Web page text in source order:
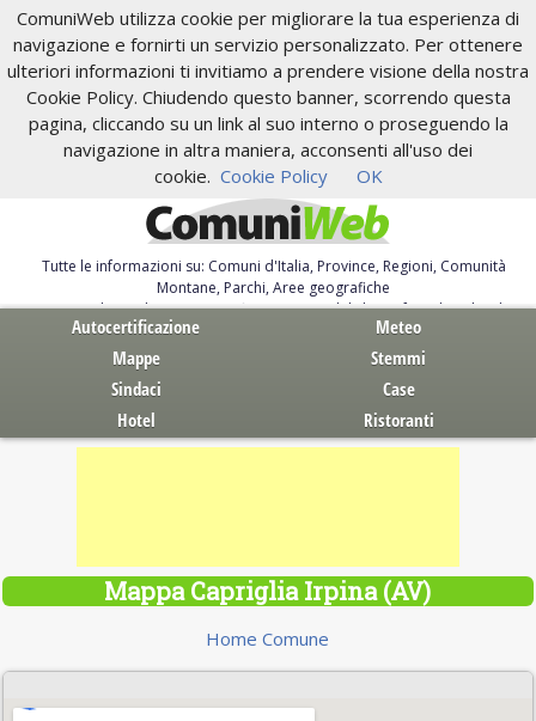
ComuniWeb utilizza cookie per migliorare la tua esperienza di
navigazione e fornirti un servizio personalizzato. Per ottenere
ulteriori informazioni ti invitiamo a prendere visione della nostra
Cookie Policy. Chiudendo questo banner, scorrendo questa
pagina, cliccando su un link al suo interno o proseguendo la
navigazione in altra maniera, acconsenti all'uso dei
cookie. Cookie Policy OK
Tutte le informazioni su: Comuni d'Italia, Province, Regioni, Comunità
Montane, Parchi, Aree geografiche
Servizi al Cittadino. Autocertificazione, moduli, leggi, free download
Autocertificazione
Meteo
Mappe
Stemmi
Sindaci
Case
Hotel
Ristoranti
Mappa Capriglia Irpina (AV)
Home Comune